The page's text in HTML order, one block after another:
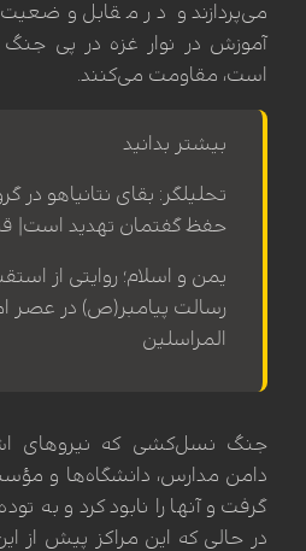
می‌پردازند و در مقابل
آموزش در نوار غزه در پی
است، مقاومت می‌کنند.
بیشتر بدانید
تحلیلگر: بقای نتانیاهو در
حفظ گفتمان تهدید است|
یمن و اسلام؛ روایتی از
رسالت پیامبر(ص) در عصر
المراسلین
جنگ نسل‌کشی که نیروهای
دامن مدارس، دانشگاه‌ها و
گرفت و آنها را نابود کرد و به
در حالی که این مراکز پیش از